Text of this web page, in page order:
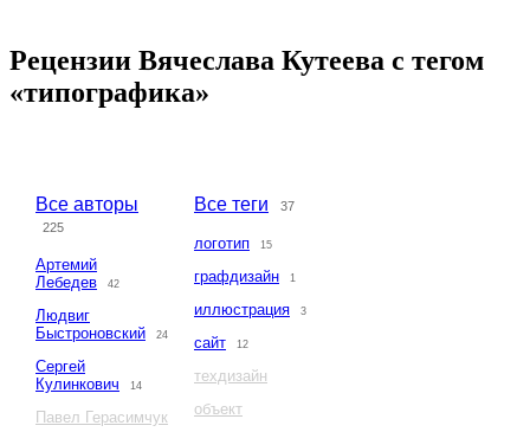
Рецензии Вячеслава Кутеева с тегом
«типографика»
Все авторы
225
Артемий
Лебедев
42
Людвиг
Быстроновский
24
Сергей
Кулинкович
14
Павел Герасимчук
Все теги 37
логотип 15
графдизайн 1
иллюстрация 3
сайт 12
техдизайн
объект